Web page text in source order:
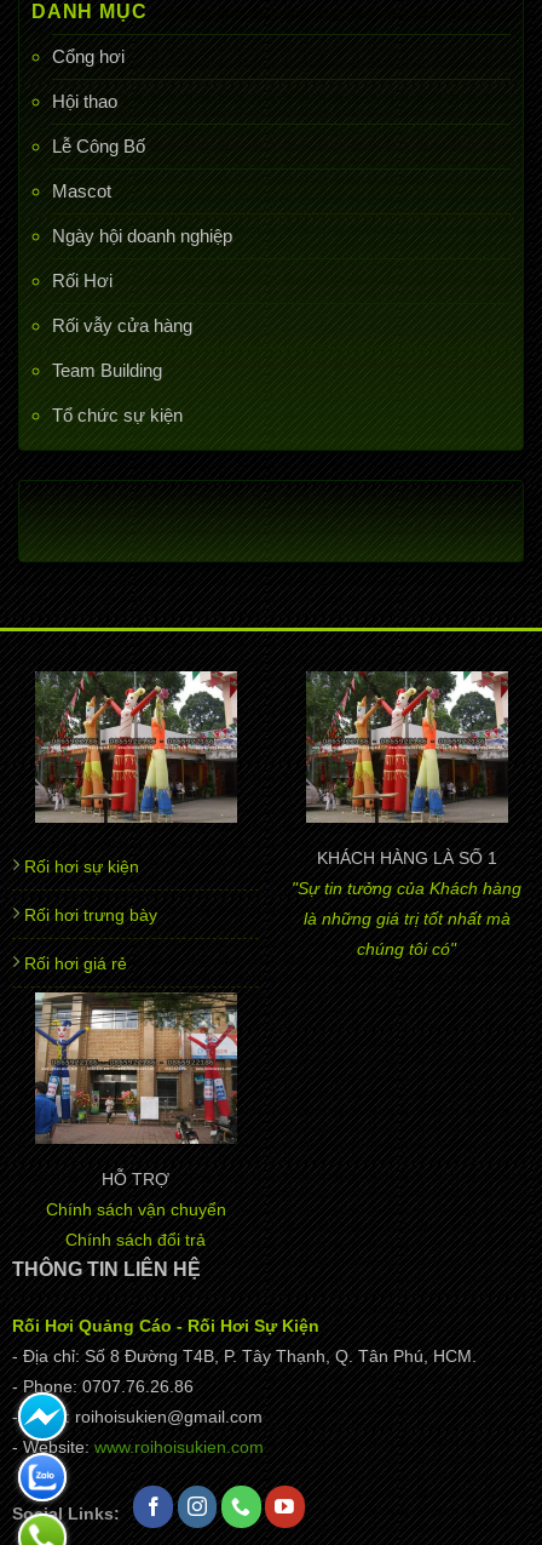
DANH MỤC
Cổng hơi
Hội thao
Lễ Công Bố
Mascot
Ngày hội doanh nghiệp
Rối Hơi
Rối vẫy cửa hàng
Team Building
Tổ chức sự kiện
Rối hơi sự kiện
Rối hơi trưng bày
Rối hơi giá rẻ
KHÁCH HÀNG LÀ SỐ 1
"Sự tin tưởng của Khách hàng
là những giá trị tốt nhất mà
chúng tôi có"
HỖ TRỢ
Chính sách vận chuyển
Chính sách đổi trả
THÔNG TIN LIÊN HỆ
Rối Hơi Quảng Cáo - Rối Hơi Sự Kiện
- Địa chỉ: Số 8 Đường T4B, P. Tây Thạnh, Q. Tân Phú, HCM.
- Phone: 0707.76.26.86
- Email: roihoisukien@gmail.com
- Website: www.roihoisukien.com
Social Links: